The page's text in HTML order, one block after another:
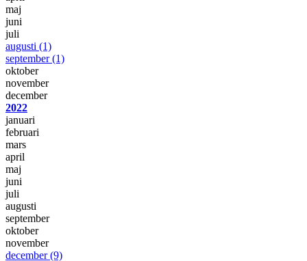
maj
juni
juli
augusti (1)
september(1)
oktober
november
december
2022
januari
februari
mars
april
maj
juni
juli
augusti
september
oktober
november
december(9)